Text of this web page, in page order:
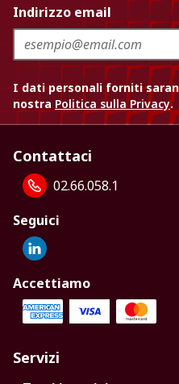
Indirizzo email
I dati personali forniti
nostra Politica sulla Privacy.
Contattaci
02.66.058.1
Seguici
Accettiamo
Servizi